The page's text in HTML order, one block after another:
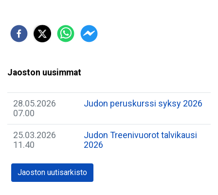
Jaoston uusimmat
28.05.2026
07.00
Judon peruskurssi syksy 2026
25.03.2026
11.40
Judon Treenivuorot talvikausi
2026
Jaoston uutisarkisto